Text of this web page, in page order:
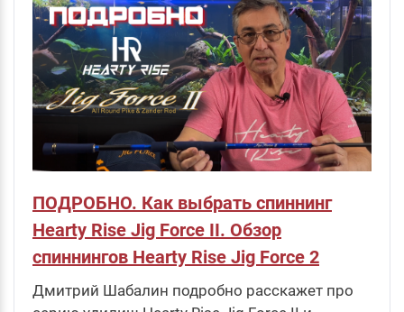
ПОДРОБНО. Как выбрать спиннинг
Hearty Rise Jig Force II. Обзор
спиннингов Hearty Rise Jig Force 2
Дмитрий Шабалин подробно расскажет про